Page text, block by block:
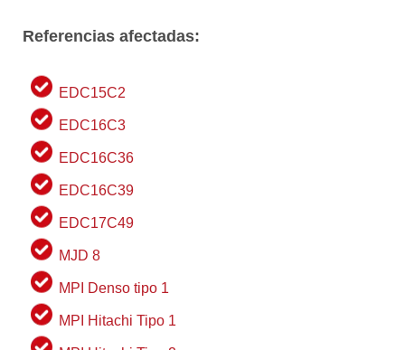
Referencias afectadas:
EDC15C2
EDC16C3
EDC16C36
EDC16C39
EDC17C49
MJD 8
MPI Denso tipo 1
MPI Hitachi Tipo 1